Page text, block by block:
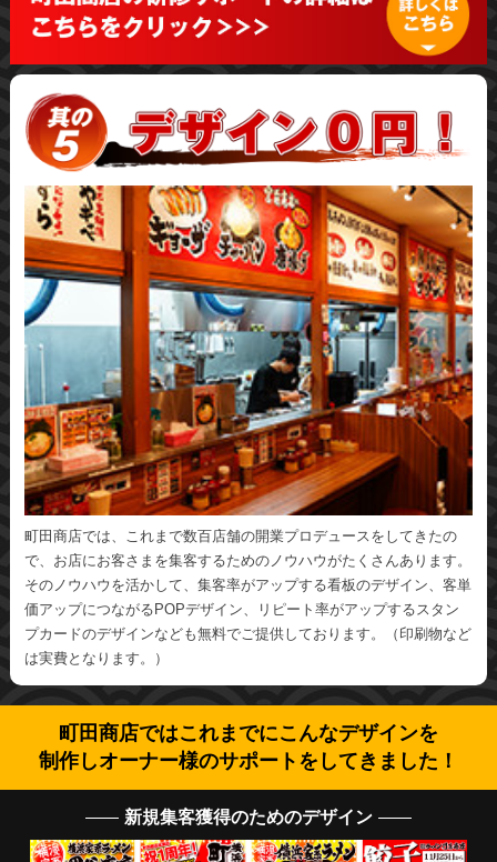
町田商店では、これまで数百店舗の開業プロデュースをしてきたの
で、お店にお客さまを集客するためのノウハウがたくさんあります。
そのノウハウを活かして、集客率がアップする看板のデザイン、客単
価アップにつながるPOPデザイン、リピート率がアップするスタン
プカードのデザインなども無料でご提供しております。（印刷物など
は実費となります。）
町田商店ではこれまでにこんなデザインを
制作しオーナー様のサポートをしてきました！
新規集客獲得のためのデザイン